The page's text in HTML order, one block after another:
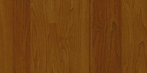
Aktion 'Hilfe für Leo' ist beendet!
Die Spendenaktion für den 5-
Satte 4.000.- Euro wurden für
Die Spendenübergabe fand
Vielen Dank an alle die sich an